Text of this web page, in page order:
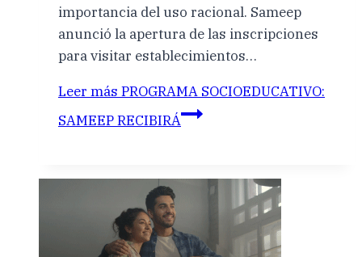
importancia del uso racional. Sameep
anunció la apertura de las inscripciones
para visitar establecimientos…
Leer más PROGRAMA SOCIOEDUCATIVO:
SAMEEP RECIBIRÁ